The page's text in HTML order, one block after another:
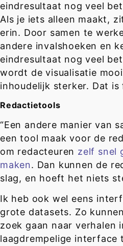
eindresultaat nog veel
Als je iets alleen maakt,
erin. Door samen te
andere invalshoeken en
eindresultaat nog veel
wordt de visualisatie
inhoudelijk sterker. Dat is
Redactietools
“Een andere manier van
een tool maak voor de
om redacteuren zelf snel
maken. Dan kunnen de
slag, en hoeft het niets
Ik heb ook wel eens
grote datasets. Zo
zoek gaan naar verhalen
laagdrempelige interface